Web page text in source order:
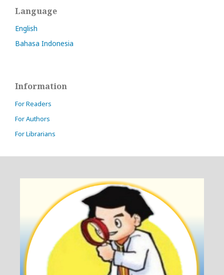
Language
English
Bahasa Indonesia
Information
For Readers
For Authors
For Librarians